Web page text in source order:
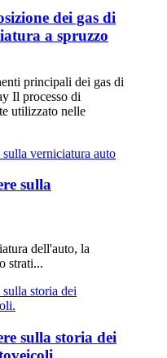
dei gas di
a spruzzo
principali dei gas di
Il processo di
utilizzato nelle
sulla
dell'auto, la
strati...
sulla storia dei